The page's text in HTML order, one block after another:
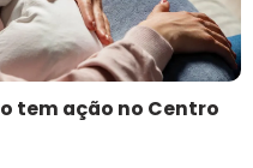
tem ação no Centro